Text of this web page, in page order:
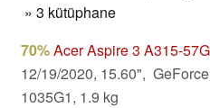
» 3 kütüphane
70%Acer Aspire 3 A315-
12/19/2020, 15.60",
1035G1, 1.9 kg